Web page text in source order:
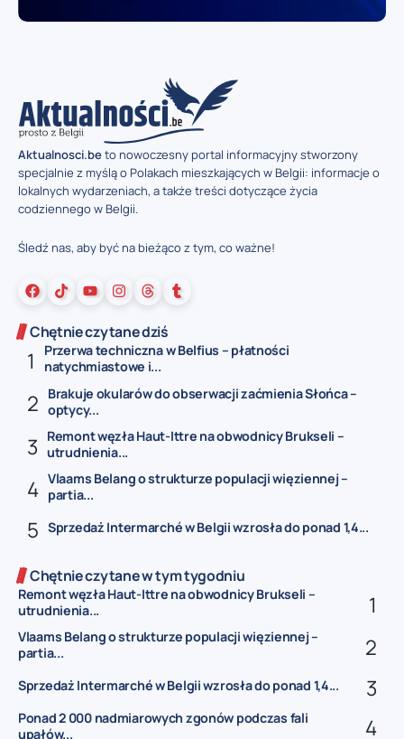
Aktualnosci.beto nowoczesny portal informacyjny stworzony
specjalnie z myślą o Polakach mieszkających w Belgii: informacje o
lokalnych wydarzeniach, a także treści dotyczące życia
codziennego w Belgii.
Śledź nas, aby być na bieżąco z tym, co ważne!
Chętnie czytane dziś
Przerwa techniczna w Belfius – płatności
natychmiastowe i...
Brakuje okularów do obserwacji zaćmienia Słońca –
optycy...
Remont węzła Haut-Ittre na obwodnicy Brukseli –
utrudnienia...
Vlaams Belang o strukturze populacji więziennej –
partia...
Sprzedaż Intermarché w Belgii wzrosła do ponad 1,4...
Chętnie czytane w tym tygodniu
Remont węzła Haut-Ittre na obwodnicy Brukseli –
utrudnienia...
Vlaams Belang o strukturze populacji więziennej –
partia...
Sprzedaż Intermarché w Belgii wzrosła do ponad 1,4...
Ponad 2 000 nadmiarowych zgonów podczas fali
upałów...